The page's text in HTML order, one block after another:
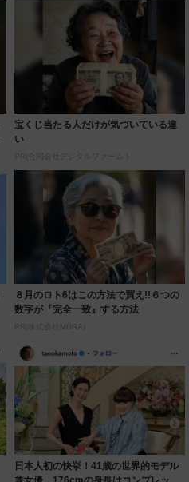
宝くじ当たる人だけが気づいている違
い
PR(合同会社デジタルファーム )
８月のロト6はこの方法で買え!!６つの
数字が『完全一致』する方法
PR(株式会社MURA)
日本人初の快挙！41歳の世界的モデル